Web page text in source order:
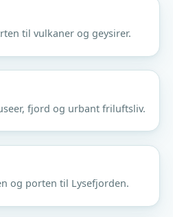
til vulkaner og geysirer.
fjord og urbant friluftsliv.
og porten til Lysefjorden.